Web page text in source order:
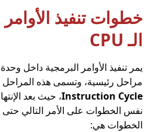
خطوات تنفيذ
الـ CPU
يمر تنفيذ الأوامر البرمجية داخل وحدة
مراحل رئيسية، وتسمى هذه المراحل
Instruction Cycle، حيث بعد
نفس الخطوات على الأمر التالي حتى
الخطوات هي: